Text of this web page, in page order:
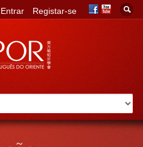
Entrar Registar-se